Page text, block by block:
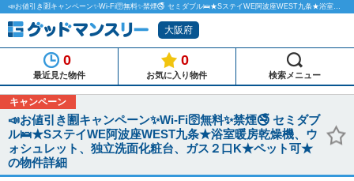
📣お値引き🈹キャンペーン✨Wi-Fi🛜無料✨禁煙🚭 セミダブル🛌★SステイWE阿波座WEST九条★浴室暖房乾燥機、ウォシュレット、独立洗面化粧台、ガス２口K★ペット可★のマンスリーマンション物件詳細「グッドマンスリー」
大阪府
0
最近見た物件
0
お気に入り物件 検索メニュー
キャンペーン
📣お値引き🈹キャンペーン✨Wi-Fi🛜無料✨禁煙🚭 セミダブ
ル🛌★SステイWE阿波座WEST九条★浴室暖房乾燥機、ウ
ォシュレット、独立洗面化粧台、ガス２口K★ペット可★
の物件詳細